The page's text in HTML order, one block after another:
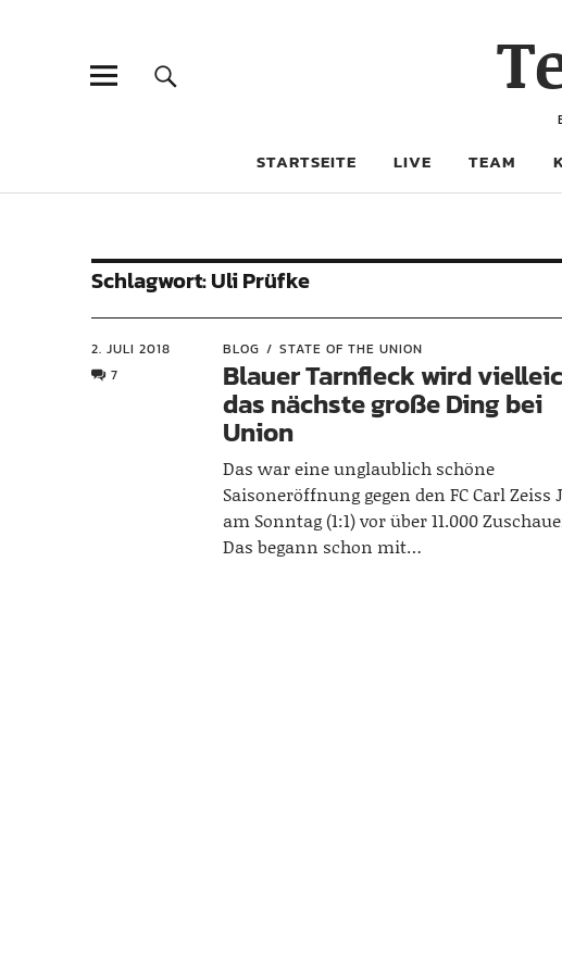
STARTSEITE LIVE TEAM
Schlagwort:Uli Prüfke
2. JULI 2018
7
BLOG STATE OF THE UNION
Blauer Tarnfleck wird
das nächste große Ding bei
Union
Das war eine unglaublich schöne
Saisoneröffnung gegen den FC Carl Zeiss
am Sonntag (1:1) vor über 11.000
Das begann schon mit…